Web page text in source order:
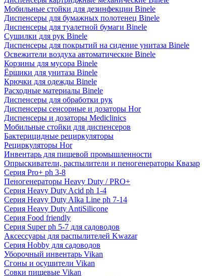
Мобильные стойки для дезинфекции Binele
Диспенсеры для бумажных полотенец Binele
Диспенсеры для туалетной бумаги Binele
Сушилки для рук Binele
Диспенсеры для покрытий на сидение унитаза Binele
Освежители воздуха автоматические Binele
Корзины для мусора Binele
Ёршики для унитаза Binele
Крючки для одежды Binele
Расходные материалы Binele
Диспенсеры для обработки рук
Диспенсеры сенсорные и дозаторы Hor
Диспенсеры и дозаторы Mediclinics
Мобильные стойки для диспенсеров
Бактерицидные рециркуляторы
Рециркуляторы Hor
Инвентарь для пищевой промышленности
Опрыскиватели, распылители и пеногенераторы Квазар
Серия Pro+ ph 3-8
Пеногенераторы Heavy Duty / PRO+
Серия Heavy Duty Acid ph 1-4
Серия Heavy Duty Alka Line ph 7-14
Серия Heavy Duty AntiSilicone
Серия Food friendly
Серия Super ph 5-7 для садоводов
Аксессуары для распылителей Kwazar
Серия Hobby для садоводов
Уборочный инвентарь Vikan
Сгоны и осушители Vikan
Совки пищевые Vikan